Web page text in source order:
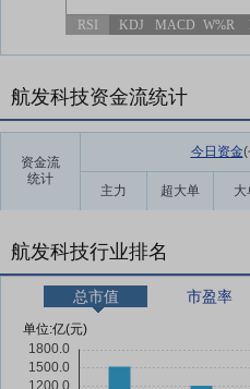
RSI KDJ MACD W%R
航发科技资金流统计
资金流
统计
今日资金(
主力 超大单 大
航发科技行业排名
总市值 市盈率
单位:亿(元)